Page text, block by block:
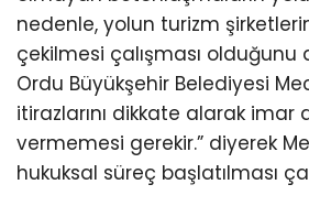
nedenle, yolun turizm
çekilmesi çalışması olduğunu
Ordu Büyükşehir Belediyesi
itirazlarını dikkate alarak imar
vermemesi gerekir.” diyerek
hukuksal süreç başlatılması